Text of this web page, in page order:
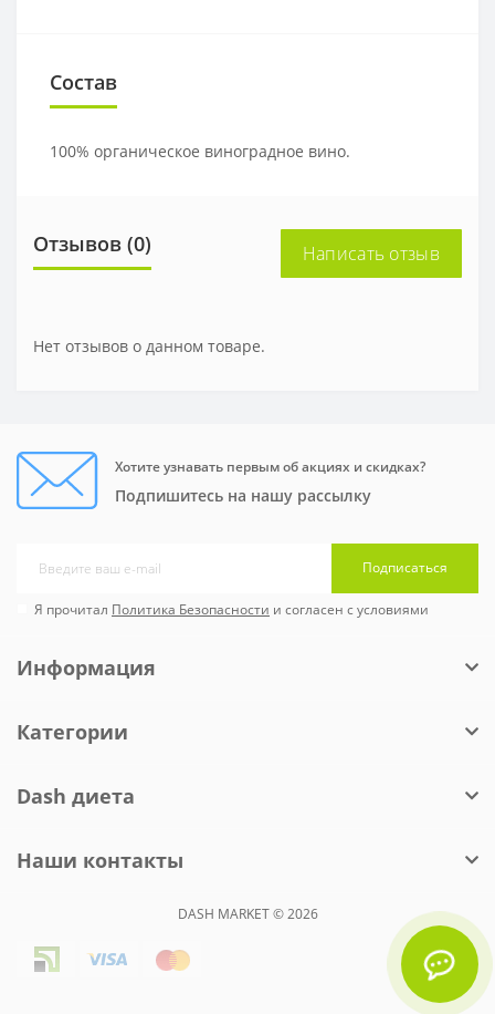
Состав
100% органическое виноградное вино.
Отзывов (0) Написать отзыв
Нет отзывов о данном товаре.
Хотите узнавать первым об акциях и скидках?
Подпишитесь на нашу рассылку
Подписаться
Я прочитал Политика Безопасности и согласен с условиями
Информация
Категории
Dash диета
Наши контакты
DASH MARKET © 2026